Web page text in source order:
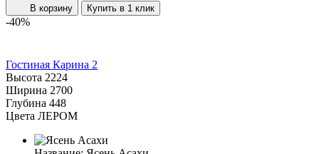
В корзину Купить в 1 клик
-40%
Гостиная Карина 2
Высота 2224
Ширина 2700
Глубина 448
Цвета ЛЕРОМ